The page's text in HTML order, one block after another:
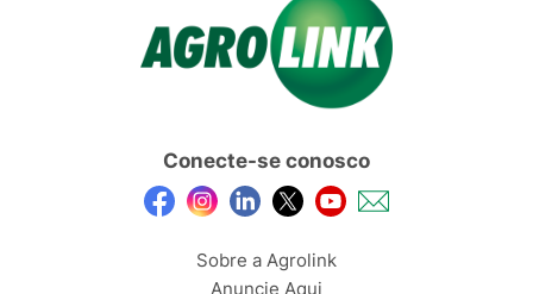
Conecte-se conosco
Sobre a Agrolink
Anuncie Aqui